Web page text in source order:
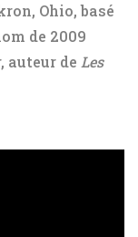
Ohio, basé
de 2009
auteur de Les